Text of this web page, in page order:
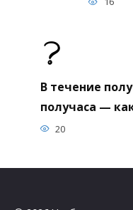
В течение
получаса —
20